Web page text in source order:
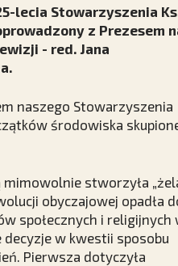
lecia Stowarzyszenia
z Prezesem
- red. Jana
naszego Stowarzyszenia
środowiska
mimowolnie stworzyła
obyczajowej opadła
społecznych i religijnych
decyzje w kwestii sposobu
Pierwsza dotyczyła